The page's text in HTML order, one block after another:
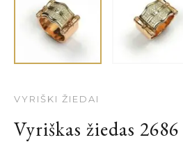
VYRIŠKI ŽIEDAI
Vyriškas žiedas 2686